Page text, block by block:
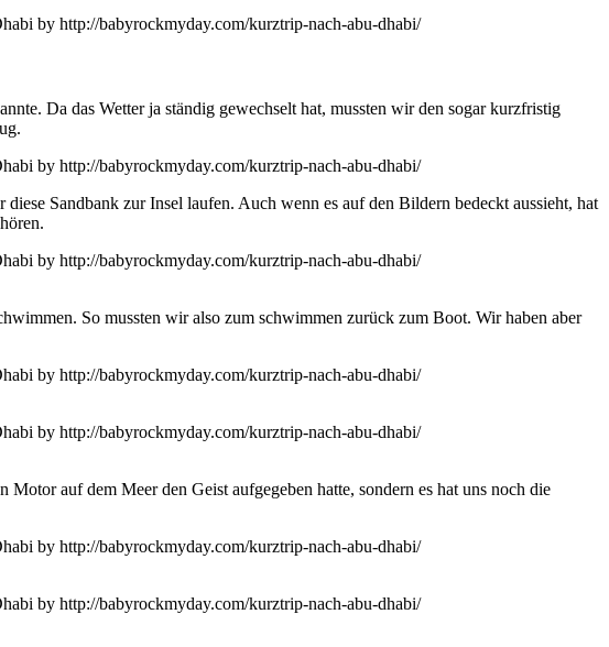
Da das Wetter ja ständig gewechselt hat, mussten wir den sogar kurzfristig
Sandbank zur Insel laufen. Auch wenn es auf den Bildern bedeckt aussieht, hat
So mussten wir also zum schwimmen zurück zum Boot. Wir haben aber
auf dem Meer den Geist aufgegeben hatte, sondern es hat uns noch die